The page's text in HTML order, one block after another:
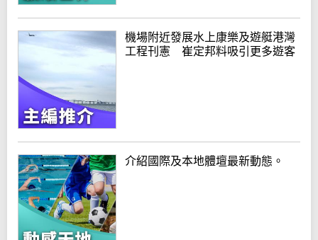
機場附近發展水上康樂及遊艇港灣
工程刊憲 崔定邦料吸引更多遊客
介紹國際及本地體壇最新動態。